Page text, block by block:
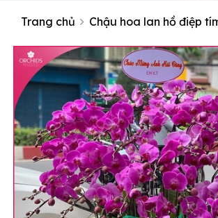
Trang chủ Chậu hoa lan hồ điệp